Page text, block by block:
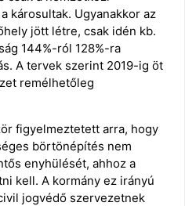
károsultak. Ugyanakkor az
jött létre, csak idén kb.
144%-ról 128%-ra
A tervek szerint 2019-ig öt
remélhetőleg
figyelmeztetett arra, hogy
börtönépítés nem
enyhülését, ahhoz a
kell. A kormány ez irányú
jogvédő szervezetnek